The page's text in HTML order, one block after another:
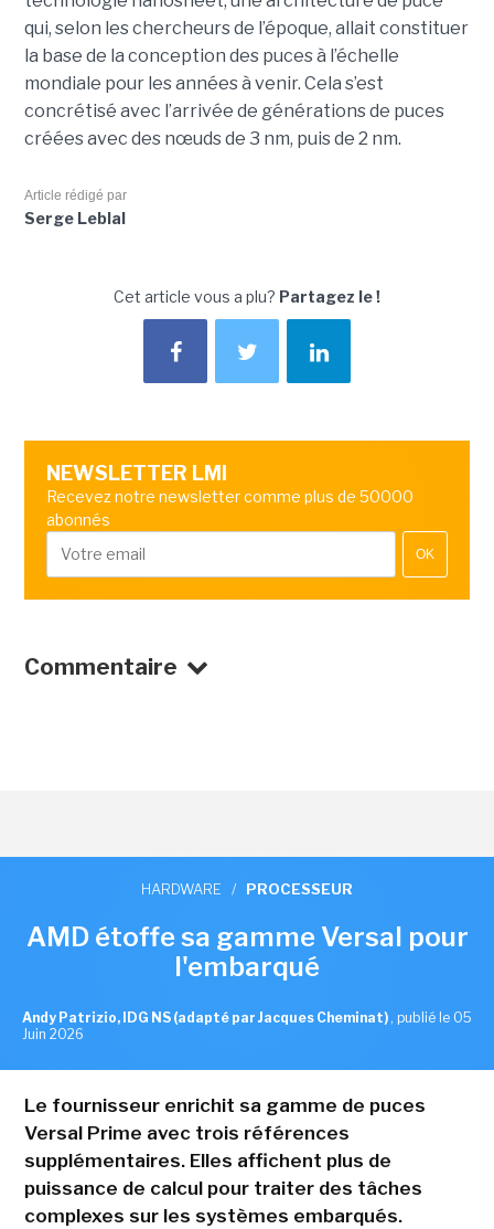
qui, selon les chercheurs de l’époque, allait constituer
la base de la conception des puces à l’échelle
mondiale pour les années à venir. Cela s’est
concrétisé avec l’arrivée de générations de puces
créées avec des nœuds de 3 nm, puis de 2 nm.
Article rédigé par
Serge Leblal
Cet article vous a plu? Partagez le !
NEWSLETTER LMI
Recevez notre newsletter comme plus de 50000
abonnés
OK
Commentaire
HARDWARE / PROCESSEUR
AMD étoffe sa gamme Versal pour
l'embarqué
Andy Patrizio, IDG NS (adapté par Jacques Cheminat) , publié le 05
Juin 2026
Le fournisseur enrichit sa gamme de puces
Versal Prime avec trois références
supplémentaires. Elles affichent plus de
puissance de calcul pour traiter des tâches
complexes sur les systèmes embarqués.